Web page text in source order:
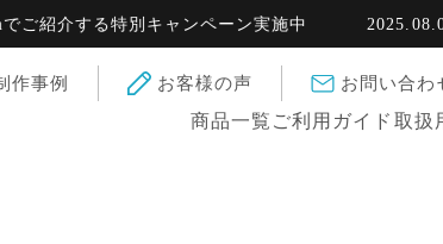
介する特別キャンペーン実施中 2025.08.06
作事例 お客様の声 お問い合わ
商品一覧 ご利用ガイド 取扱